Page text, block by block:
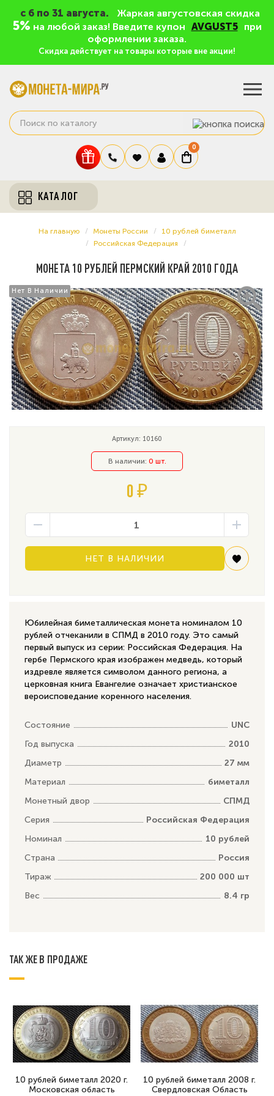
c 6 по 31 августа. Жаркая августовская скидка
5% на любой заказ! Введите купон AVGUST5
при
оформлении заказа.
Скидка действует на товары которые вне акции!
0
КАТАЛОГ
На главную Монеты России
10 рублей биметалл
Российская Федерация
МОНЕТА 10 РУБЛЕЙ ПЕРМСКИЙ КРАЙ 2010 ГОДА
Нет В Наличии
Нет В Наличии
Артикул: 10160
В наличии: 0 шт.
0 ₽
НЕТ В НАЛИЧИИ
Юбилейная биметаллическая монета номиналом 10
рублей отчеканили в СПМД в 2010 году. Это самый
первый выпуск из серии: Российская Федерация. На
гербе Пермского края изображен медведь, который
издревле является символом данного региона, а
церковная книга Евангелие означает христианское
вероисповедание коренного населения.
Состояние
UNC
Год выпуска
2010
Диаметр
27 мм
Материал
биметалл
Монетный двор
СПМД
Серия
Российская Федерация
Номинал
10 рублей
Страна
Россия
Тираж
200 000 шт
Вес
8.4 гр
ТАК ЖЕ В ПРОДАЖЕ
10 рублей биметалл 2020 г.
Московская область
10 рублей биметалл 2008 г.
Свердловская Область